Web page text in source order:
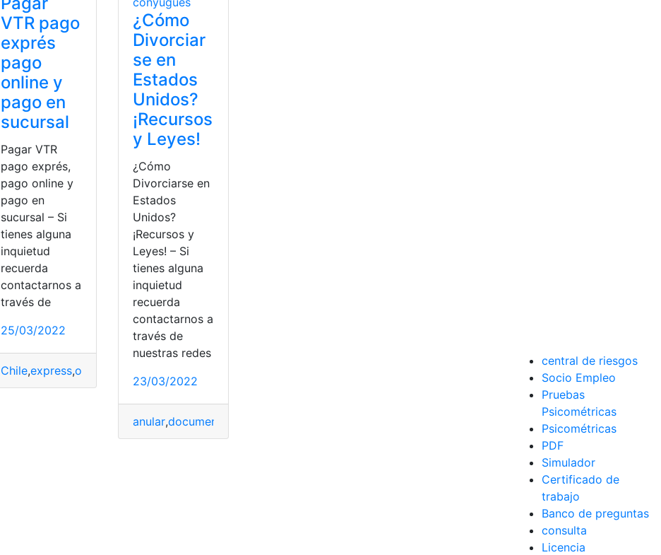
Nuevos Requisitos,proceso de registro
VTR pago
exprés
pago
online y
pago en
sucursal
Pagar VTR
pago exprés,
pago online y
pago en
sucursal – Si
tienes alguna
inquietud
recuerda
contactarnos a
través de
25/03/2022
Chile,express,online
¿Cómo
Divorciar
se en
Estados
Unidos?
¡Recursos
y Leyes!
¿Cómo
Divorciarse en
Estados
Unidos?
¡Recursos y
Leyes! – Si
tienes alguna
inquietud
recuerda
contactarnos a
través de
nuestras redes
23/03/2022
anular,documentos
central de riesgos
Socio Empleo
Pruebas
Psicométricas
Psicométricas
PDF
Simulador
Certificado de
trabajo
Banco de preguntas
consulta
Licencia